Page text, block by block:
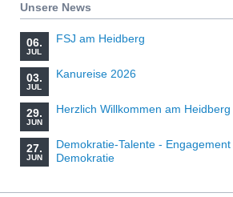
Unsere News
06.
JUL
FSJ am Heidberg
03.
JUL
Kanureise 2026
29.
JUN
Herzlich Willkommen am Heidberg
27.
JUN
Demokratie-Talente -
Demokratie